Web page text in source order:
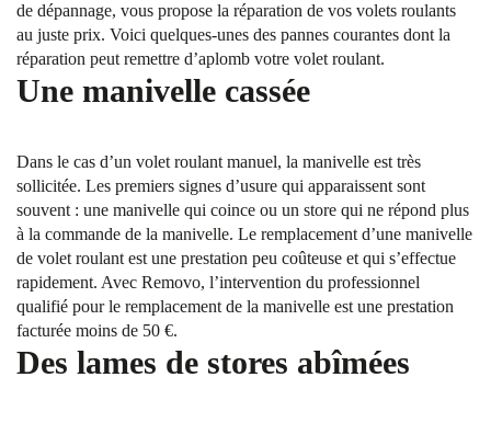
de dépannage, vous propose la réparation de vos volets roulants
au juste prix. Voici quelques-unes des pannes courantes dont la
réparation peut remettre d’aplomb votre volet roulant.
Une manivelle cassée
Dans le cas d’un volet roulant manuel, la manivelle est très
sollicitée. Les premiers signes d’usure qui apparaissent sont
souvent : une manivelle qui coince ou un store qui ne répond plus
à la commande de la manivelle. Le remplacement d’une manivelle
de volet roulant est une prestation peu coûteuse et qui s’effectue
rapidement. Avec Removo, l’intervention du professionnel
qualifié pour le remplacement de la manivelle est une prestation
facturée moins de 50 €.
Des lames de stores abîmées